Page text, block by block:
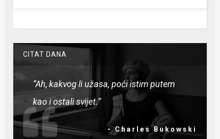
CITAT DANA
“Ah, kakvog li užasa, poći istim putem
kao i ostali svijet.”
- Charles Bukowski